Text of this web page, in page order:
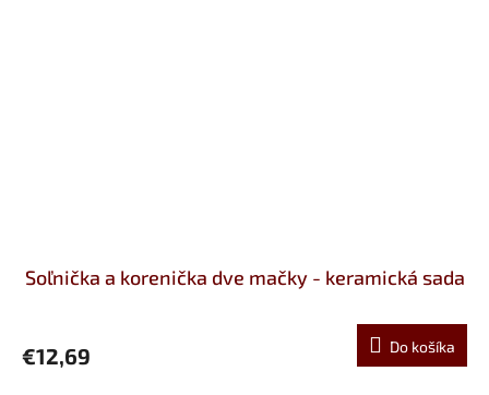
Soľnička a korenička dve mačky - keramická sada
€12,69 Do košíka